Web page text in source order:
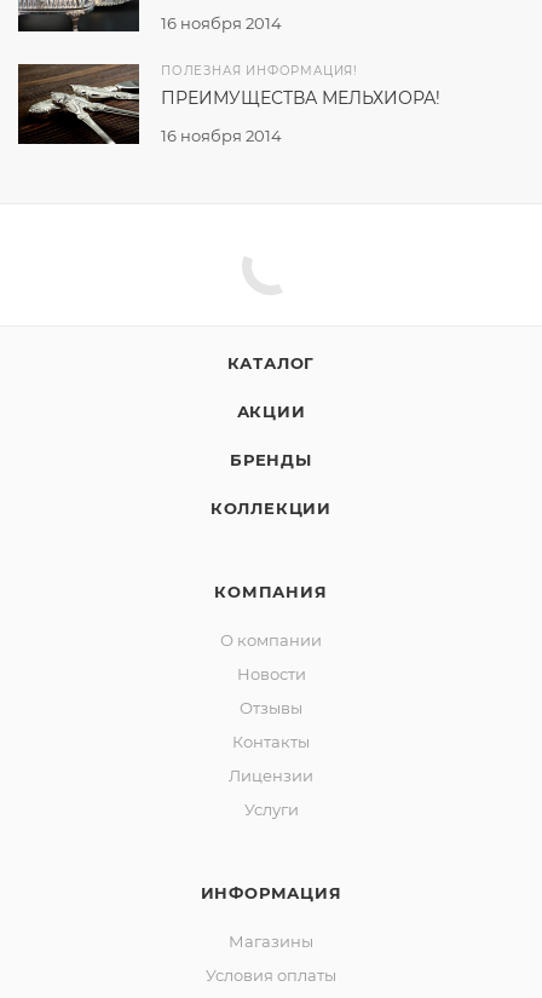
16 ноября 2014
ПОЛЕЗНАЯ ИНФОРМАЦИЯ!
16 ноября 2014
ПРЕИМУЩЕСТВА МЕЛЬХИОРА!
КАТАЛОГ
АКЦИИ
БРЕНДЫ
КОЛЛЕКЦИИ
КОМПАНИЯ
О компании
Новости
Отзывы
Контакты
Лицензии
Услуги
ИНФОРМАЦИЯ
Магазины
Условия оплаты